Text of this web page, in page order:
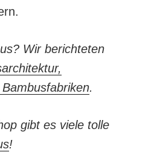
Wir berichteten
.
gibt es viele tolle
!